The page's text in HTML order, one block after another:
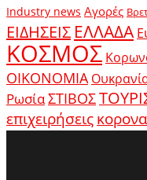
Industry news Αγορές
ΕΙΔΗΣΕΙΣ ΕΛΛΑΔΑ
ΚΟΣΜΟΣ
ΟΙΚΟΝΟΜΙΑ
ΡωσίαΣΤΙΒΟΣ
επιχειρήσεις